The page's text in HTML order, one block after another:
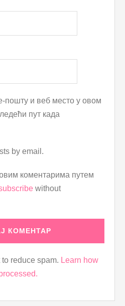
пошту и веб место у овом
пут када
by email.
коментарима путем
without
reduce spam. Learn how